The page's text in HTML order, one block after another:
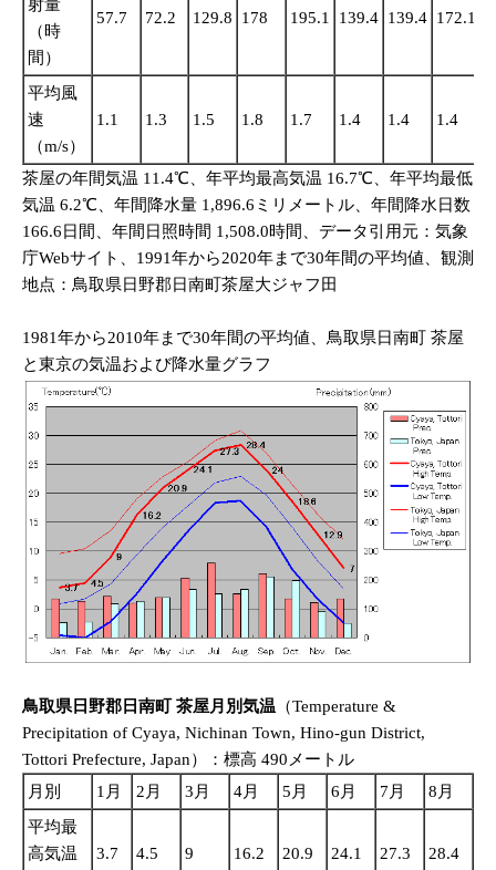
射量
（時
間）
57.7 72.2 129.8 178 195.1 139.4 139.4 172.1
平均風
速
（m/s）
1.1 1.3 1.5 1.8 1.7 1.4 1.4 1.4
茶屋の年間気温 11.4℃、年平均最高気温 16.7℃、年平均最低
気温 6.2℃、年間降水量 1,896.6ミリメートル、年間降水日数
166.6日間、年間日照時間 1,508.0時間、データ引用元：気象
庁Webサイト、1991年から2020年まで30年間の平均値、観測
地点：鳥取県日野郡日南町茶屋大ジャフ田
1981年から2010年まで30年間の平均値、鳥取県日南町 茶屋
と東京の気温および降水量グラフ
鳥取県日野郡日南町 茶屋月別気温 （Temperature &
Precipitation of Cyaya, Nichinan Town, Hino-gun District,
Tottori Prefecture, Japan）：標高 490メートル
月別
1月 2月 3月 4月 5月 6月 7月 8月
平均最
高気温
3.7 4.5 9 16.2 20.9 24.1 27.3 28.4